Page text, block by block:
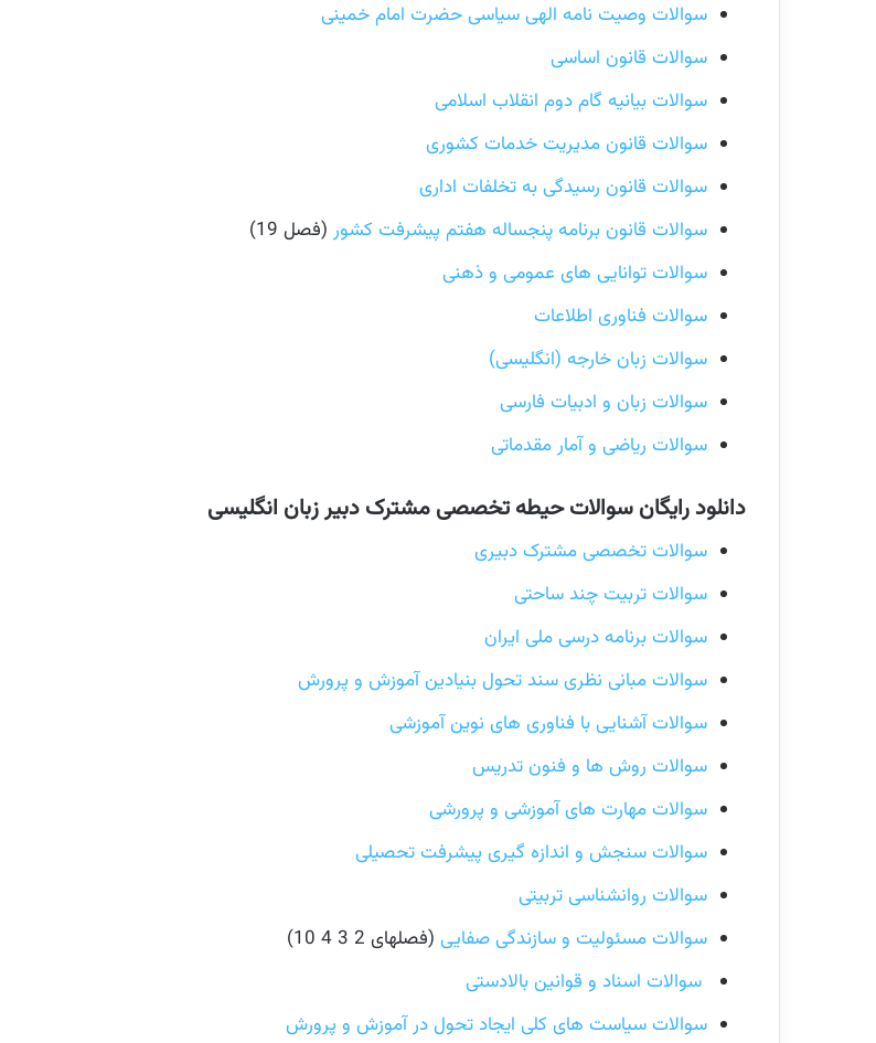
سوالات وصیت نامه الهی سیاسی حضرت امام خمینی
سوالات قانون اساسی
سوالات بیانیه گام دوم انقلاب اسلامی
سوالات قانون مدیریت خدمات کشوری
سوالات قانون رسیدگی به تخلفات اداری
سوالات قانون برنامه پنجساله هفتم پیشرفت کشور (فصل 19)
سوالات توانایی های عمومی و ذهنی
سوالات فناوری اطلاعات
سوالات زبان خارجه (انگلیسی)
سوالات زبان و ادبیات فارسی
سوالات ریاضی و آمار مقدماتی
دانلود رایگان سوالات حیطه تخصصی مشترک دبیر زبان انگلیسی
سوالات تخصصی مشترک دبیری
سوالات تربیت چند ساحتی
سوالات برنامه درسی ملی ایران
سوالات مبانی نظری سند تحول بنیادین آموزش و پرورش
سوالات آشنایی با فناوری های نوین آموزشی
سوالات روش ها و فنون تدریس
سوالات مهارت های آموزشی و پرورشی
سوالات سنجش و اندازه گیری پیشرفت تحصیلی
سوالات روانشناسی تربیتی
سوالات مسئولیت و سازندگی صفایی (فصلهای 2 3 4 10)
سوالات اسناد و قوانین بالادستی
سوالات سیاست های کلی ایجاد تحول در آموزش و پرورش